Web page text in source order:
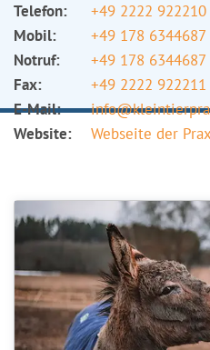
Telefon:
+49 2222 922210
Mobil:
+49 178 6344687
Notruf:
+49 178 6344687
Fax:
+49 2222 922211
E-Mail:
Website:
Webseite der